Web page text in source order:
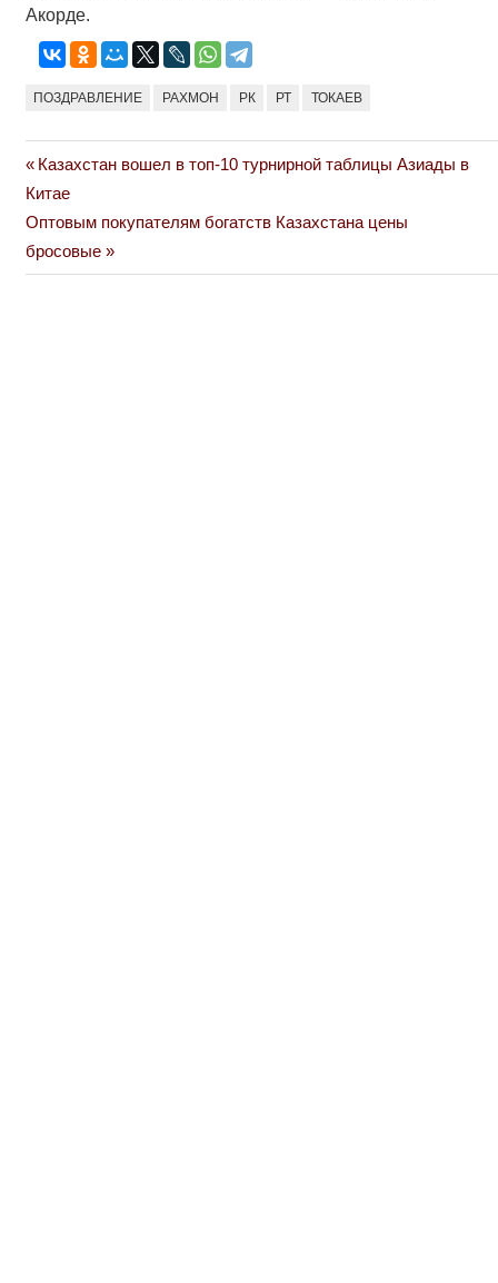
Акорде.
ПОЗДРАВЛЕНИЕ РАХМОН РК РТ ТОКАЕВ
Навигация
по
записям
Previous
Post:
Казахстан вошел в топ-10 турнирной таблицы Азиады в
Китае
Next
Post:
Оптовым покупателям богатств Казахстана цены
бросовые